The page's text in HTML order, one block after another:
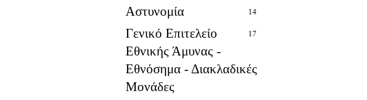
Αστυνομία 14
Γενικό Επιτελείο
Εθνικής Άμυνας -
Εθνόσημα - Διακλαδικές
Μονάδες
17